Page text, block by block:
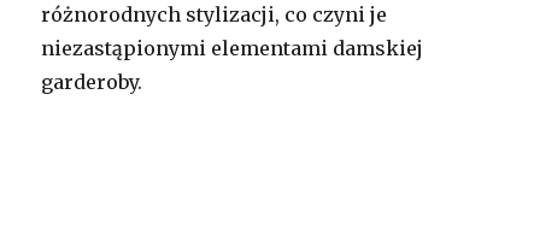
różnorodnych stylizacji, co czyni je
niezastąpionymi elementami damskiej
garderoby.